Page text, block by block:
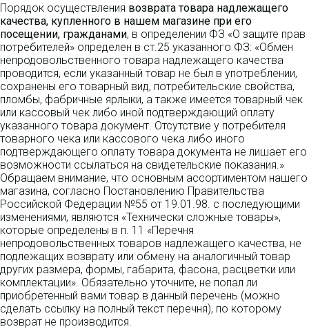
Порядок осуществления возврата товара надлежащего
качества, купленного в нашем магазине при его
посещении, гражданами, в определении ФЗ «О защите прав
потребителей» определен в ст.25 указанного ФЗ: «Обмен
непродовольственного товара надлежащего качества
проводится, если указанный товар не был в употреблении,
сохранены его товарный вид, потребительские свойства,
пломбы, фабричные ярлыки, а также имеется товарный чек
или кассовый чек либо иной подтверждающий оплату
указанного товара документ. Отсутствие у потребителя
товарного чека или кассового чека либо иного
подтверждающего оплату товара документа не лишает его
возможности ссылаться на свидетельские показания.»
Обращаем внимание, что основным ассортиментом нашего
магазина, согласно Постановлению Правительства
Российской Федерации №55 от 19.01.98. с последующими
изменениями, являются «Технически сложные товары»,
которые определены в п. 11 «Перечня
непродовольственных товаров надлежащего качества, не
подлежащих возврату или обмену на аналогичный товар
других размера, формы, габарита, фасона, расцветки или
комплектации». Обязательно уточните, не попал ли
приобретенный вами товар в данный перечень (можно
сделать ссылку на полный текст перечня), по которому
возврат не производится.